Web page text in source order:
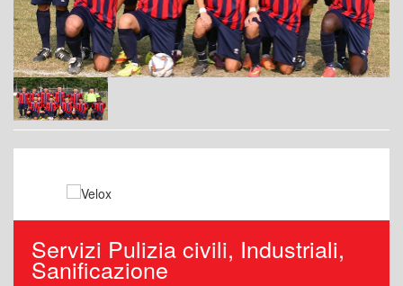
Servizi Pulizia civili, Industriali,
Sanificazione